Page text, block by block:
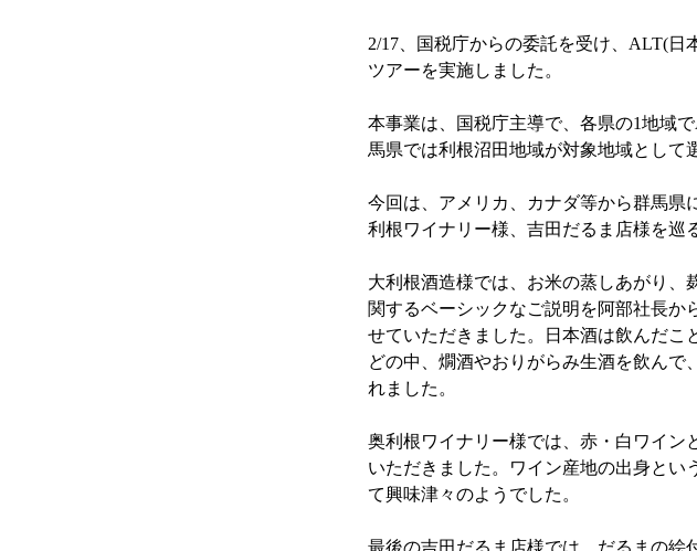
2/17、国税庁からの委託を受け、ALT(日
ツアーを実施しました。
本事業は、国税庁主導で、各県の1地域
馬県では利根沼田地域が対象地域として
今回は、アメリカ、カナダ等から群馬県
利根ワイナリー様、吉田だるま店様を巡
大利根酒造様では、お米の蒸しあがり、
関するベーシックなご説明を阿部社長か
せていただきました。日本酒は飲んだこ
どの中、燗酒やおりがらみ生酒を飲んで
れました。
奥利根ワイナリー様では、赤・白ワイン
いただきました。ワイン産地の出身とい
て興味津々のようでした。
最後の吉田だるま店様では、だるまの絵